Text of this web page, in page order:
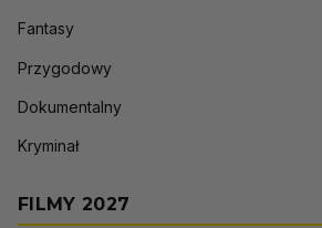
Fantasy
Przygodowy
Dokumentalny
Kryminał
FILMY 2027